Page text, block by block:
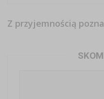
Z przyjemnością